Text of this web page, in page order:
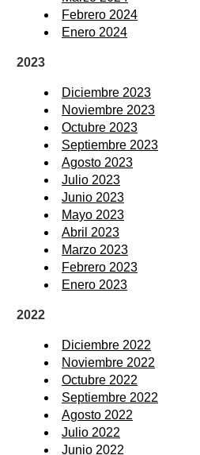
Febrero 2024
Enero 2024
2023
Diciembre 2023
Noviembre 2023
Octubre 2023
Septiembre 2023
Agosto 2023
Julio 2023
Junio 2023
Mayo 2023
Abril 2023
Marzo 2023
Febrero 2023
Enero 2023
2022
Diciembre 2022
Noviembre 2022
Octubre 2022
Septiembre 2022
Agosto 2022
Julio 2022
Junio 2022